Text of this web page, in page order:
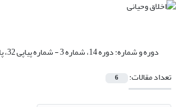
دوره و شماره:دوره 14، شماره 3 - شماره پیاپی 32، پاییز 1403، صفحه 5-206
تعداد مقالات:
6